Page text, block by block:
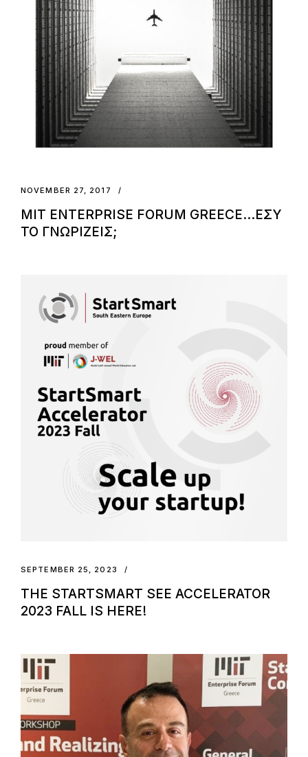
NOVEMBER 27, 2017
MIT ENTERPRISE FORUM GREECE…ΕΣΥ
ΤΟ ΓΝΩΡΙΖΕΙΣ;
SEPTEMBER 25, 2023
THE STARTSMART SEE ACCELERATOR
2023 FALL IS HERE!